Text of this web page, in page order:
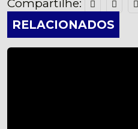
Compartilhe:
RELACIONADOS